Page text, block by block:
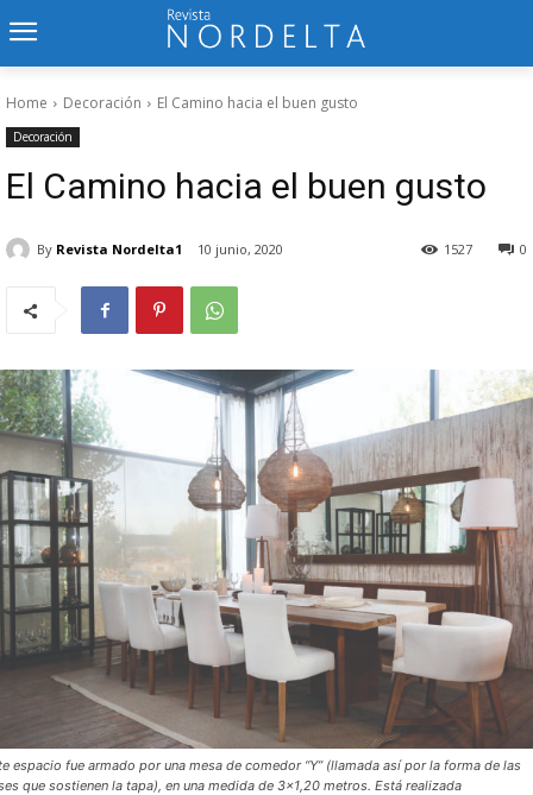
Home Decoración El Camino hacia el buen gusto
Decoración
El Camino hacia el buen gusto
By Revista Nordelta1 10 junio, 2020 0
1527
espacio fue armado por una mesa de comedor “Y” (llamada así por la forma de las
que sostienen la tapa), en una medida de 3x1,20 metros. Está realizada